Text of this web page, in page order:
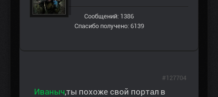
Сообщений: 1386
Спасибо получено: 6139
Иваныч,ты похоже свой портал в
#127704